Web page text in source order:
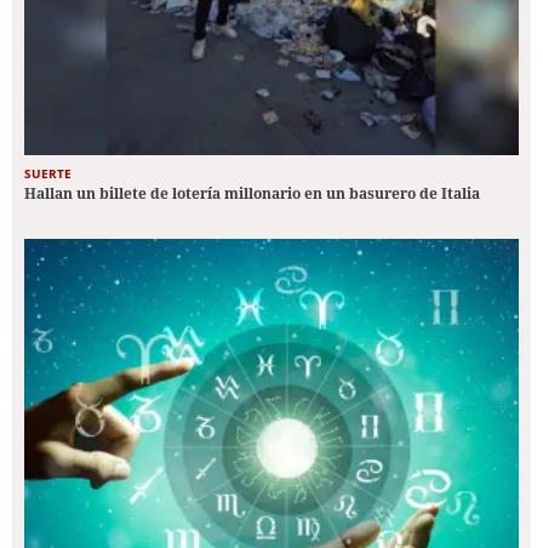
SUERTE
Hallan un billete de lotería millonario en un basurero de Italia